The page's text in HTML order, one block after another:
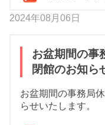
2024年08月06日
お盆期間の事
閉館のお知ら
お盆期間の事務局
らせいたします。